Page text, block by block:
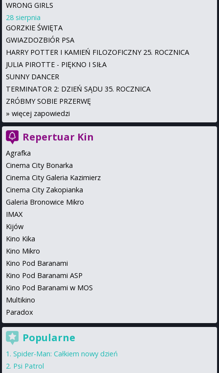
WRONG GIRLS
28 sierpnia
GORZKIE ŚWIĘTA
GWIAZDOZBIÓR PSA
HARRY POTTER I KAMIEŃ FILOZOFICZNY 25. ROCZNICA
JULIA PIROTTE - PIĘKNO I SIŁA
SUNNY DANCER
TERMINATOR 2: DZIEŃ SĄDU 35. ROCZNICA
ZRÓBMY SOBIE PRZERWĘ
» więcej zapowiedzi
Repertuar Kin
Agrafka
Cinema City Bonarka
Cinema City Galeria Kazimierz
Cinema City Zakopianka
Galeria Bronowice Mikro
IMAX
Kijów
Kino Kika
Kino Mikro
Kino Pod Baranami
Kino Pod Baranami ASP
Kino Pod Baranami w MOS
Multikino
Paradox
Popularne
Spider-Man: Całkiem nowy dzień
Psi Patrol